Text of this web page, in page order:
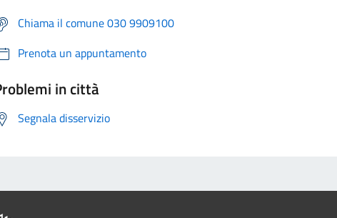
Chiama il comune 030 9909100
Prenota un appuntamento
in città
Segnala disservizio